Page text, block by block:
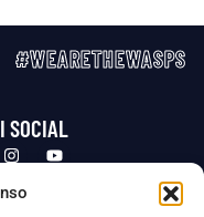
#WEARETHEWASPS
SOCIAL